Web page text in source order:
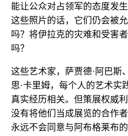
能让公众对占领军的态度发
这些照片的话，它们仍会被
吗？将伊拉克的灾难和受害
吗？
这些艺术家，萨贾德·阿巴斯
思·卡里姆，每个人的艺术实
真实经历相关。但策展权威
没有将他们当成展览的合作
永远不会同意与阿布格莱布